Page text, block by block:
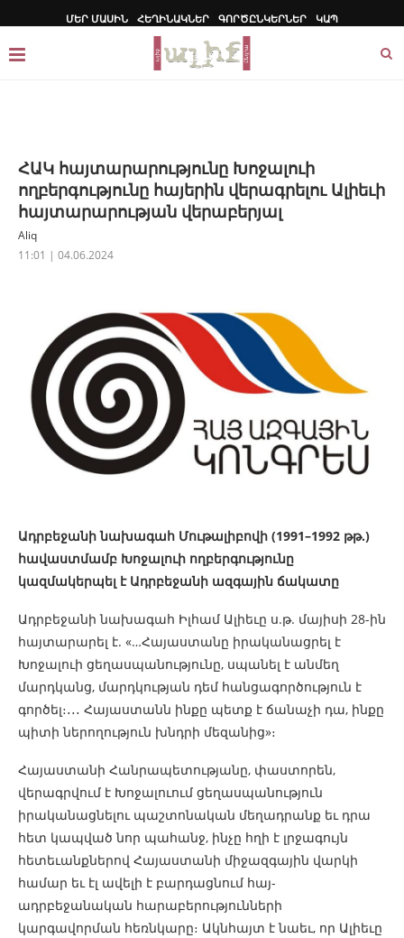
ՄԵՐ ՄԱՍԻՆ ՀԵՂԻՆԱԿՆԵՐ ԳՈՐԾԸՆԿԵՐՆԵՐ ԿԱՊ
ՀԱԿ հայտարարությունը Խոջալուի
ողբերգությունը հայերին վերագրելու Ալիեւի
հայտարարության վերաբերյալ
Aliq
11:01 | 04.06.2024
Ադրբեջանի նախագահ Մութալիբովի (1991–1992 թթ.)
հավաստմամբ Խոջալուի ողբերգությունը
կազմակերպել է Ադրբեջանի ազգային ճակատը
Ադրբեջանի նախագահ Իլհամ Ալիեւը ս.թ. մայիսի 28-ին
հայտարարել է. «…Հայաստանը իրականացրել է
Խոջալուի ցեղասպանությունը, սպանել է անմեղ
մարդկանց, մարդկության դեմ հանցագործություն է
գործել։․․․ Հայաստանն ինքը պետք է ճանաչի դա, ինքը
պիտի ներողություն խնդրի մեզանից»։
Հայաստանի Հանրապետությանը, փաստորեն,
վերագրվում է Խոջալուում ցեղասպանություն
իրականացնելու պաշտոնական մեղադրանք եւ դրա
հետ կապված նոր պահանջ, ինչը հղի է լրջագույն
հետեւանքներով Հայաստանի միջազգային վարկի
համար եւ էլ ավելի է բարդացնում հայ-
ադրբեջանական հարաբերությունների
կարգավորման հեռնկարը։ Ակնհայտ է նաեւ, որ Ալիեւը